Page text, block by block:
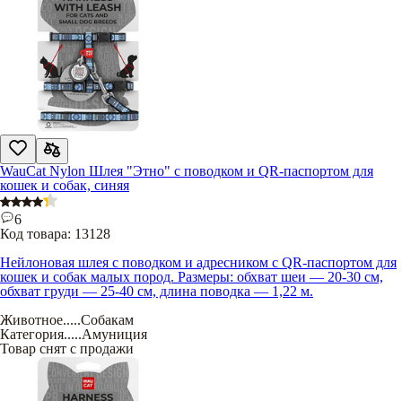
WauCat Nylon Шлея "Этно" с поводком и QR-паспортом для
кошек и собак, синяя
6
Код товара: 13128
Нейлоновая шлея с поводком и адресником с QR-паспортом для
кошек и собак малых пород. Размеры: обхват шеи — 20-30 см,
обхват груди — 25-40 см, длина поводка — 1,22 м.
Животное.....Собакам
Категория.....Амуниция
Товар снят с продажи